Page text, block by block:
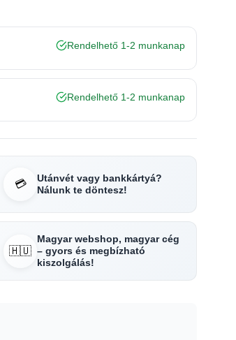
Rendelhető 1-2 munkanap
Rendelhető 1-2 munkanap
💳
Utánvét vagy bankkártyá?
Nálunk te döntesz!
🇭🇺
Magyar webshop, magyar cég
– gyors és megbízható
kiszolgálás!